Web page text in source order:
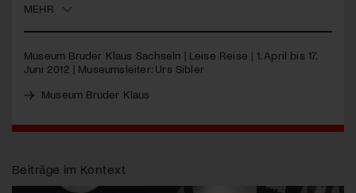
MEHR
Museum Bruder Klaus Sachseln | Leise Reise | 1. April bis 17.
Juni 2012 | Museumsleiter: Urs Sibler
Museum Bruder Klaus
Beiträge im Kontext